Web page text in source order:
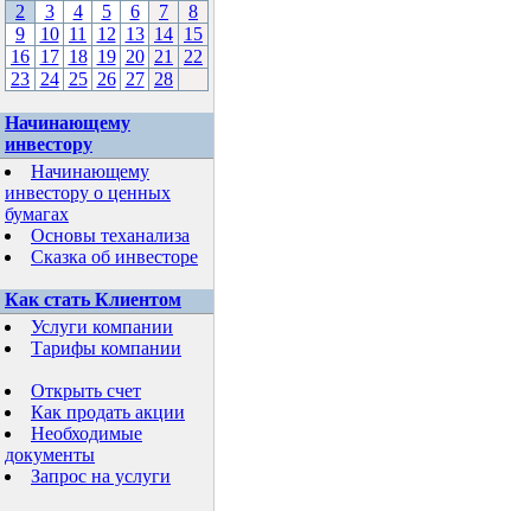
2
3 4 5 6 7
8
9
10 11 12 13 14 15
16 17 18 19 20 21
22
23 24 25 26 27 28
Начинающему
инвестору
Начинающему
инвестору о ценных
бумагах
Основы теханализа
Сказка об инвесторе
Как стать Клиентом
Услуги компании
Тарифы компании
Открыть счет
Как продать акции
Необходимые
документы
Запрос на услуги